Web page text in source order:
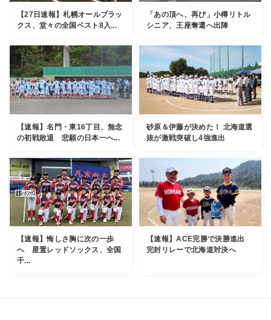
【27日速報】札幌オールブラッ
クス、堂々の全国ベスト8入...
「あの頂へ、再び」小樽リトル
シニア、王座奪還へ出陣
【速報】名門・東16丁目、無念
の初戦敗退 悲願の日本一へ...
砂原＆伊藤が決めた！ 北海道選
抜が激戦突破し4強進出
【速報】悔しさ胸に次の一歩
へ 星置レッドソックス、全国
千...
【速報】ACE完勝で決勝進出
完封リレーで北海道対決へ